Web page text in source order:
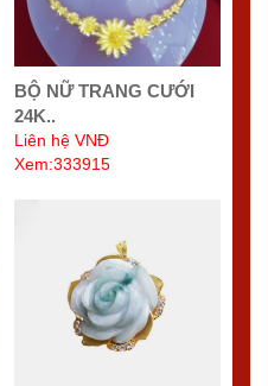
BỘ NỮ TRANG CƯỚI
24K..
Liên hệ VNĐ
Xem:333915